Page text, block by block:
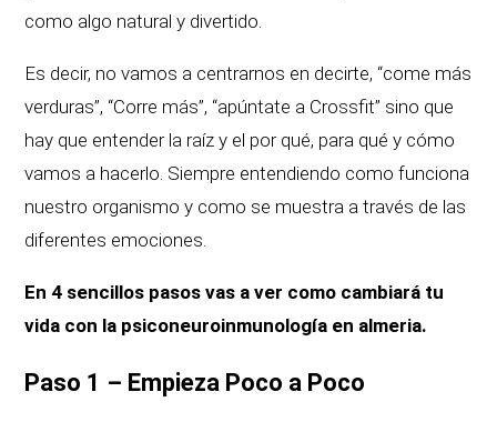
como algo natural y divertido.
Es decir, no vamos a centrarnos en decirte, “come más
verduras”, “Corre más”, “apúntate a Crossfit” sino que
hay que entender la raíz y el por qué, para qué y cómo
vamos a hacerlo. Siempre entendiendo como funciona
nuestro organismo y como se muestra a través de las
diferentes emociones.
En 4 sencillos pasos vas a ver como cambiará tu
vida con la psiconeuroinmunología en almeria.
Paso 1 – Empieza Poco a Poco